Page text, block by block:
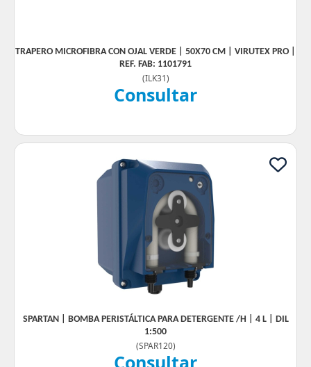
TRAPERO MICROFIBRA CON OJAL VERDE | 50X70 CM | VIRUTEX PRO |
REF. FAB: 1101791
(ILK31)
Consultar
SPARTAN | BOMBA PERISTÁLTICA PARA DETERGENTE /H | 4 L | DIL
1:500
(SPAR120)
Consultar